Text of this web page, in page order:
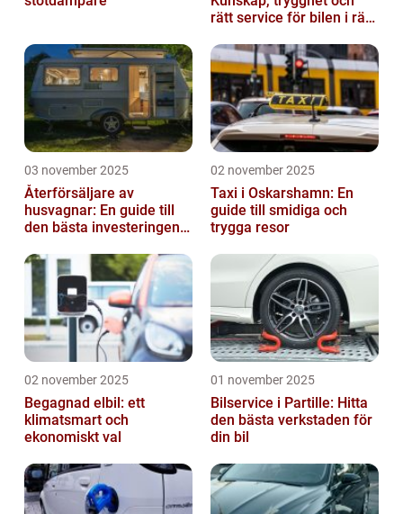
rätt service för bilen i rätt
03 november 2025
Återförsäljare av
husvagnar: En guide till
den bästa investeringen
02 november 2025
Taxi i Oskarshamn: En
guide till smidiga och
trygga resor
02 november 2025
Begagnad elbil: ett
klimatsmart och
ekonomiskt val
01 november 2025
Bilservice i Partille: Hitta
den bästa verkstaden för
din bil